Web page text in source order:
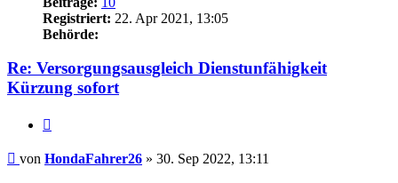
Registriert: 22. Apr 2021, 13:05
Behörde:
Re: Versorgungsausgleich Dienstunfähigkeit
Kürzung sofort
Beitrag
von HondaFahrer26 » 30. Sep 2022, 13:11